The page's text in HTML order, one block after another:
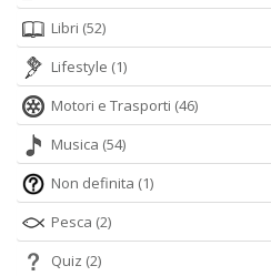
Libri (52)
Lifestyle (1)
Motori e Trasporti (46)
Musica (54)
Non definita (1)
Pesca (2)
Quiz (2)